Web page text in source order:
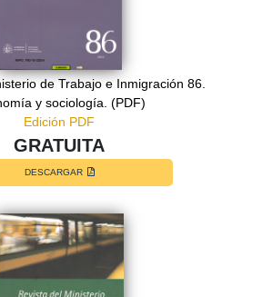
de Trabajo e Inmigración 86.
y sociología. (PDF)
Edición PDF
GRATUITA
DESCARGAR